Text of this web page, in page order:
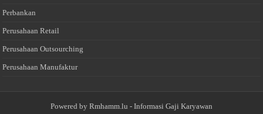
Perbankan
Perusahaan Retail
Perusahaan Outsourching
Perusahaan Manufaktur
Powered by Rmhamm.lu - Informasi Gaji Karyawan